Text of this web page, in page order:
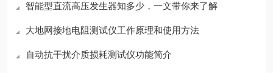
智能型直流高压发生器知多少，一文带你来了解
大地网接地电阻测试仪工作原理和使用方法
自动抗干扰介质损耗测试仪功能简介